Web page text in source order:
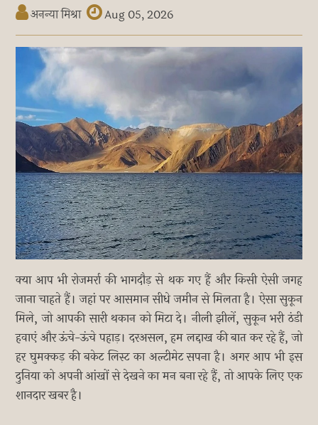
अनन्या मिश्रा Aug 05, 2026
क्या आप भी रोजमर्रा की भागदौड़ से थक गए हैं और किसी ऐसी जगह
जाना चाहते हैं। जहां पर आसमान सीधे जमीन से मिलता है। ऐसा सुकून
मिले, जो आपकी सारी थकान को मिटा दे। नीली झीलें, सुकून भरी ठंडी
हवाएं और ऊंचे-ऊंचे पहाड़। दरअसल, हम लद्दाख की बात कर रहे हैं, जो
हर घुमक्कड़ की बकेट लिस्ट का अल्टीमेट सपना है। अगर आप भी इस
दुनिया को अपनी आंखों से देखने का मन बना रहे हैं, तो आपके लिए एक
शानदार खबर है।